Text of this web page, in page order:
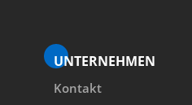
UNTERNEHMEN
Kontakt